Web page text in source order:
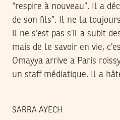
“respire à nouveau”. Il a
de son fils”. Il ne la
il ne s’est pas s’il a subit
mais de le savoir en vie,
Omayya arrive a Paris
un staff médiatique. Il a
SARRA AYECH